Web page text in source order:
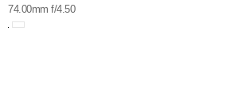
74.00mm f/4.50